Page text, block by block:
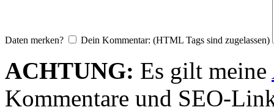
Daten merken? Dein Kommentar: (HTML Tags sind zugelassen)
ACHTUNG: Es gilt meine
Kommentare und SEO-